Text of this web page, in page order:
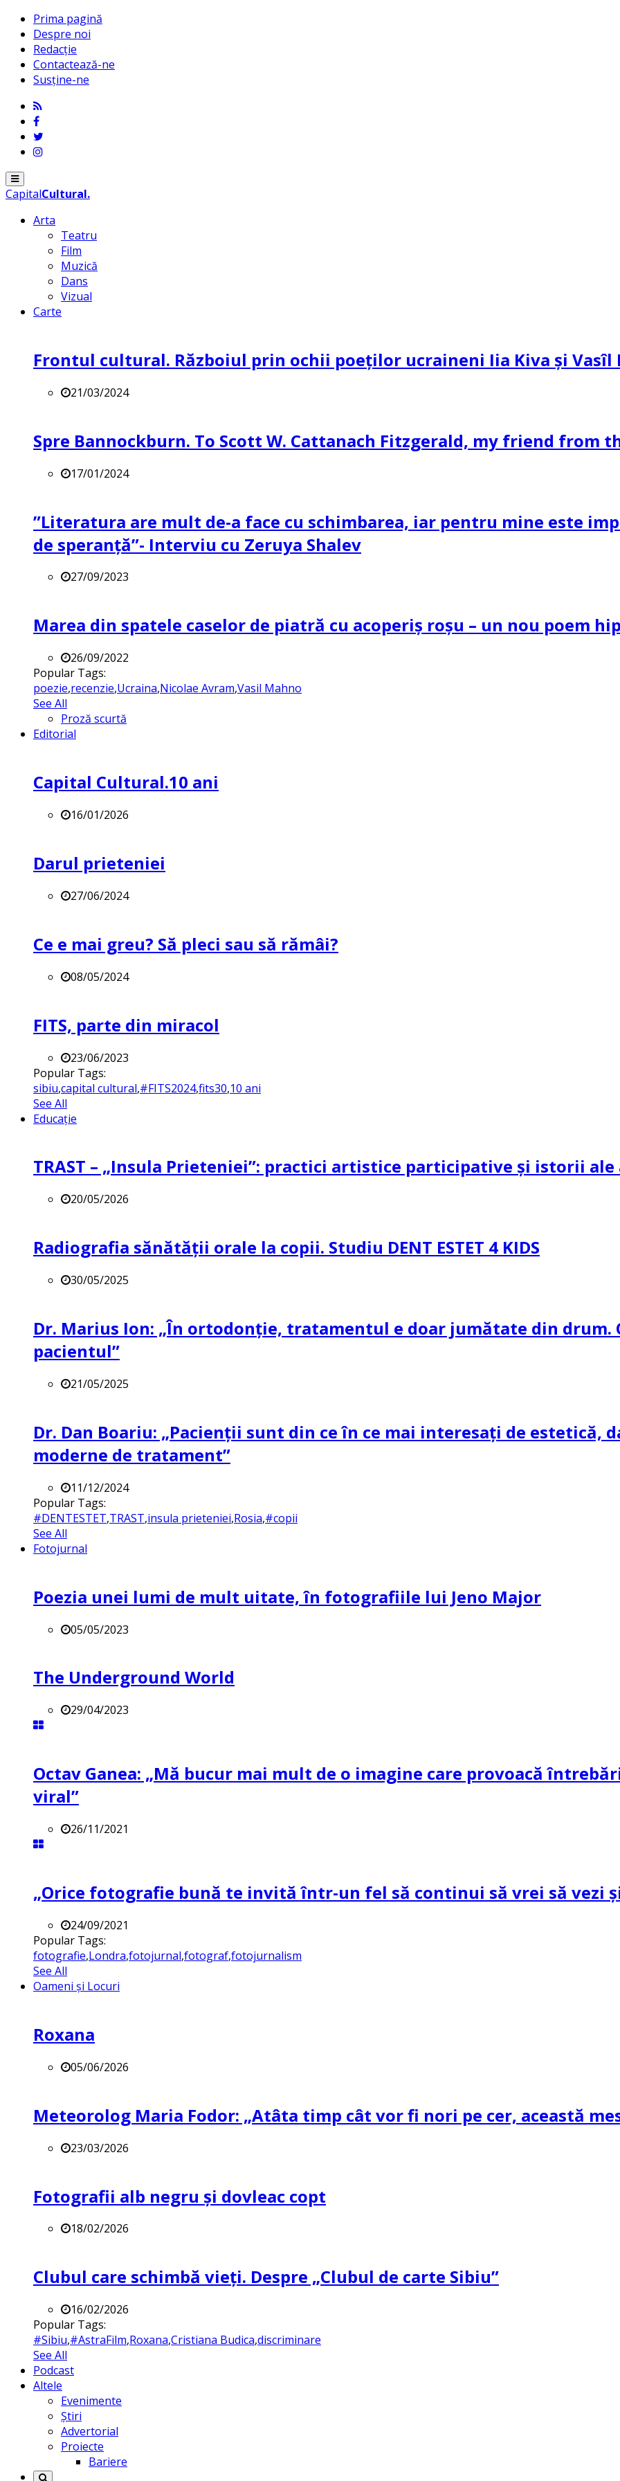
Prima pagină
Despre noi
Redacție
Contactează-ne
Susține-ne
Menu
CapitalCultural.
Arta
Teatru
Film
Muzică
Dans
Vizual
Carte
Frontul cultural. Războiul prin ochii poeților ucraineni Iia Kiva și Vasîl
21/03/2024
Spre Bannockburn. To Scott W. Cattanach Fitzgerald, my friend from
17/01/2024
”Literatura are mult de-a face cu schimbarea, iar pentru mine este
de speranță”- Interviu cu Zeruya Shalev
27/09/2023
Marea din spatele caselor de piatră cu acoperiș roșu – un nou poem
26/09/2022
Popular Tags:
poezie,recenzie,Ucraina,Nicolae Avram,Vasil Mahno
See All
Proză scurtă
Editorial
Capital Cultural.10 ani
16/01/2026
Darul prieteniei
27/06/2024
Ce e mai greu? Să pleci sau să rămâi?
08/05/2024
FITS, parte din miracol
23/06/2023
Popular Tags:
sibiu,capital cultural,#FITS2024,fits30,10 ani
See All
Educație
TRAST – „Insula Prieteniei”: practici artistice participative și istorii
20/05/2026
Radiografia sănătății orale la copii. Studiu DENT ESTET 4 KIDS
30/05/2025
Dr. Marius Ion: „În ortodonție, tratamentul e doar jumătate din drum.
pacientul”
21/05/2025
Dr. Dan Boariu: „Pacienții sunt din ce în ce mai interesați de estetică,
moderne de tratament”
11/12/2024
Popular Tags:
#DENTESTET,TRAST,insula prieteniei,Rosia,#copii
See All
Fotojurnal
Poezia unei lumi de mult uitate, în fotografiile lui Jeno Major
05/05/2023
The Underground World
29/04/2023
Octav Ganea: „Mă bucur mai mult de o imagine care provoacă
viral”
26/11/2021
„Orice fotografie bună te invită într-un fel să continui să vrei să vezi
24/09/2021
Popular Tags:
fotografie,Londra,fotojurnal,fotograf,fotojurnalism
See All
Oameni și Locuri
Roxana
05/06/2026
Meteorolog Maria Fodor: „Atâta timp cât vor fi nori pe cer, această
23/03/2026
Fotografii alb negru și dovleac copt
18/02/2026
Clubul care schimbă vieți. Despre „Clubul de carte Sibiu”
16/02/2026
Popular Tags:
#Sibiu,#AstraFilm,Roxana,Cristiana Budica,discriminare
See All
Podcast
Altele
Evenimente
Știri
Advertorial
Proiecte
Bariere